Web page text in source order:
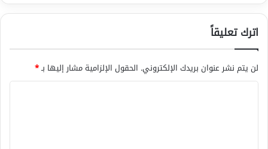
اترك تعليقاً
لن يتم نشر عنوان بريدك الإلكتروني. الحقول الإلزامية مشار إليها بـ*